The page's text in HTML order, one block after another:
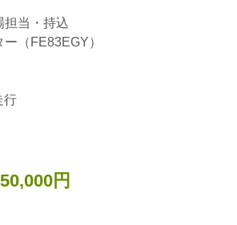
当・持込
（FE83EGY）
行
円